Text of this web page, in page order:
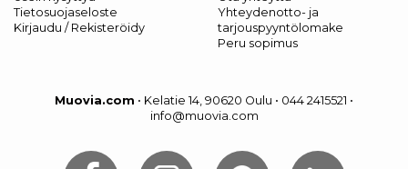
Tietosuojaseloste
Kirjaudu / Rekisteröidy
Yhteydenotto- ja
tarjouspyyntölomake
Peru sopimus
Muovia.com • Kelatie 14, 90620 Oulu • 044 2415521 •
info@muovia.com